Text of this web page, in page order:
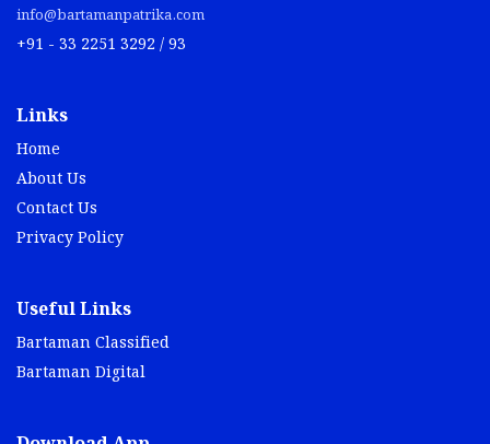
info@bartamanpatrika.com
+91 - 33 2251 3292 / 93
Links
Home
About Us
Contact Us
Privacy Policy
Useful Links
Bartaman Classified
Bartaman Digital